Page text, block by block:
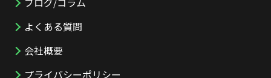
よくある質問
会社概要
プライバシーポリシー